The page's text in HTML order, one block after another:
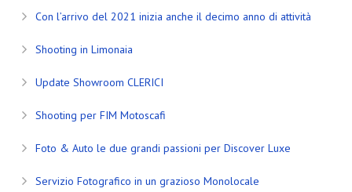
Con l’arrivo del 2021 inizia anche il decimo anno di attività
Shooting in Limonaia
Update Showroom CLERICI
Shooting per FIM Motoscafi
Foto & Auto le due grandi passioni per Discover Luxe
Servizio Fotografico in un grazioso Monolocale